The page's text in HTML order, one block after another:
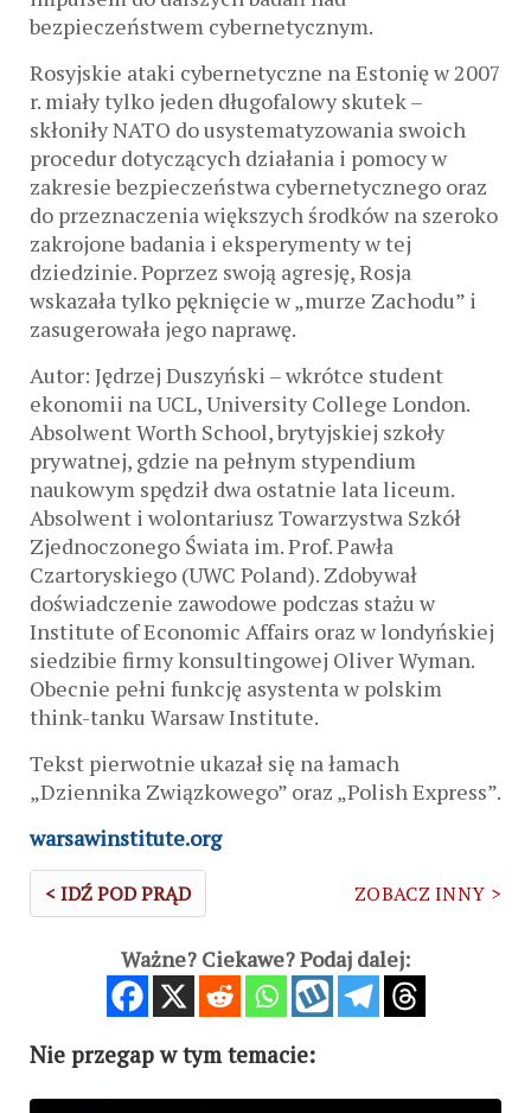
bezpieczeństwem cybernetycznym.
Rosyjskie ataki cybernetyczne na Estonię w 2007
r. miały tylko jeden długofalowy skutek –
skłoniły NATO do usystematyzowania swoich
procedur dotyczących działania i pomocy w
zakresie bezpieczeństwa cybernetycznego oraz
do przeznaczenia większych środków na szeroko
zakrojone badania i eksperymenty w tej
dziedzinie. Poprzez swoją agresję, Rosja
wskazała tylko pęknięcie w „murze Zachodu” i
zasugerowała jego naprawę.
Autor: Jędrzej Duszyński – wkrótce student
ekonomii na UCL, University College London.
Absolwent Worth School, brytyjskiej szkoły
prywatnej, gdzie na pełnym stypendium
naukowym spędził dwa ostatnie lata liceum.
Absolwent i wolontariusz Towarzystwa Szkół
Zjednoczonego Świata im. Prof. Pawła
Czartoryskiego (UWC Poland). Zdobywał
doświadczenie zawodowe podczas stażu w
Institute of Economic Affairs oraz w londyńskiej
siedzibie firmy konsultingowej Oliver Wyman.
Obecnie pełni funkcję asystenta w polskim
think-tanku Warsaw Institute.
Tekst pierwotnie ukazał się na łamach
„Dziennika Związkowego” oraz „Polish Express”.
warsawinstitute.org
< IDŹ POD PRĄD ZOBACZ INNY >
Ważne? Ciekawe? Podaj dalej:
Nie przegap w tym temacie: